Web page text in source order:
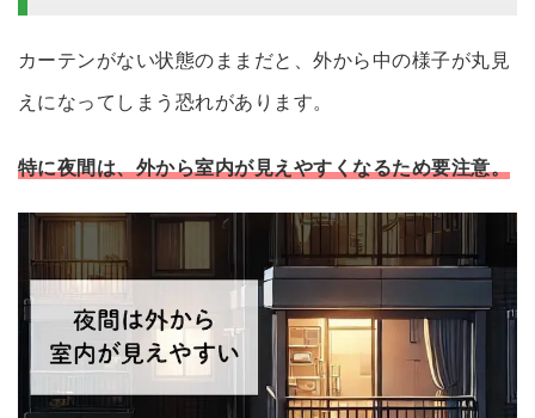
カーテンがない状態のままだと、外から中の様子が丸見
えになってしまう恐れがあります。
特に夜間は、外から室内が見えやすくなるため要注意。